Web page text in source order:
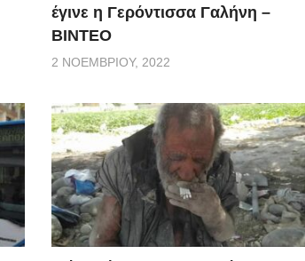
έγινε η Γερόντισσα Γαλήνη –
ΒΙΝΤΕΟ
2 ΝΟΕΜΒΡΊΟΥ, 2022